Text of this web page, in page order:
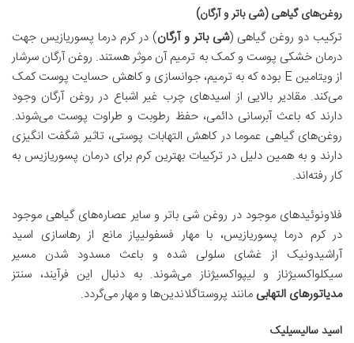
روغن‌های گیاهی (شی باتر و آرگان)
ترکیب دو روغن گیاهی (شی باتر و آرگان) در کرم درما پسوریازیس جهت
درمان خشکی پوست و کمک به ترمیم آن موثر هستند. روغن آرگان سرشار
از ویتامین E بوده که به ترمیم، جوانسازی و کاهش حسایت پوست کمک
می‌کند. مقادیر بالایی از اسیدهای چرب غیر اشباع در روغن آرگان وجود
دارند که باعث آبرسانی دائمی، حفظ رطوبت و طراوت پوست می‌شوند.
روغن‌های گیاهی عموما در کاهش التهابات پوستی، تاثیر شگفت انگیزی
دارند و به همین دلیل در ترکیبات بهترین کرم برای درمان پسوریازیس به
کار رفته‌اند.
فلاونوئیدهای موجود در روغن شی باتر و سایر عصاره‌های گیاهی موجود
در کرم درما پسوریازیس، با مهار فسفولیپاز مانع از رهاسازی اسید
آراشیدونیک از غشای سلولی شده و باعث مسدود شدن مسیر
سیکلواکسیژناز و لیپواکسیژناز می‌شوند. به دنبال این فرآیند، سنتز
مدیاتور‌های التهابی مانند پروستاگلاندین‌ها و مهار می‌گردد.
اسید سالیسیلیک